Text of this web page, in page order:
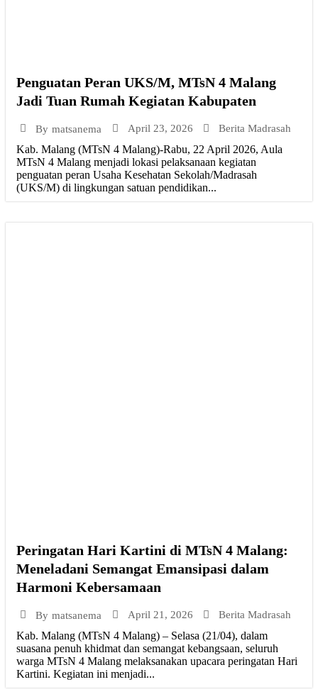
Penguatan Peran UKS/M, MTsN 4 Malang
Jadi Tuan Rumah Kegiatan Kabupaten
By matsanema April 23, 2026 Berita Madrasah
Kab. Malang (MTsN 4 Malang)-Rabu, 22 April 2026, Aula
MTsN 4 Malang menjadi lokasi pelaksanaan kegiatan
penguatan peran Usaha Kesehatan Sekolah/Madrasah
(UKS/M) di lingkungan satuan pendidikan...
Peringatan Hari Kartini di MTsN 4 Malang:
Meneladani Semangat Emansipasi dalam
Harmoni Kebersamaan
By matsanema April 21, 2026 Berita Madrasah
Kab. Malang (MTsN 4 Malang) – Selasa (21/04), dalam
suasana penuh khidmat dan semangat kebangsaan, seluruh
warga MTsN 4 Malang melaksanakan upacara peringatan Hari
Kartini. Kegiatan ini menjadi...